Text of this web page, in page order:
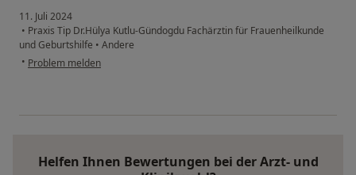
11. Juli 2024
• Praxis Tip Dr.Hülya Kutlu-Gündogdu Fachärztin für Frauenheilkunde
und Geburtshilfe • Andere
• Problem melden
Helfen Ihnen Bewertungen bei der Arzt- und